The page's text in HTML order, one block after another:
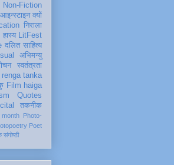
Non-Fiction
आइन्स्टाइन क्यों
निराला
हास्य LitFest
दलित साहित्य
अभिमन्यु
स्वतंत्रता
renga tanka
Film haiga
Quotes
तकनीक
Photo-
Poet
संगोष्ठी